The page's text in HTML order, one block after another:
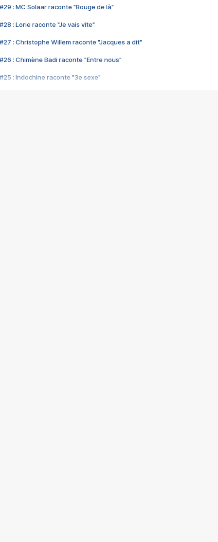
#29 : MC Solaar raconte "Bouge de là"
#28 : Lorie raconte "Je vais vite"
#27 : Christophe Willem raconte "Jacques a dit"
#26 : Chimène Badi raconte "Entre nous"
#25 : Indochine raconte "3e sexe"